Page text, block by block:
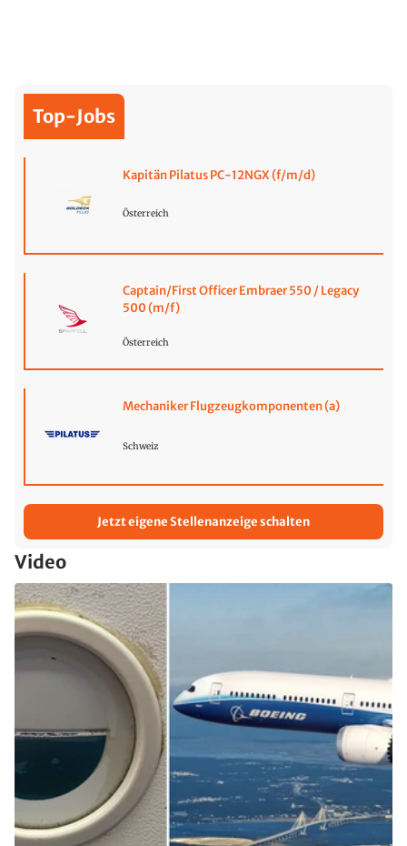
Top-Jobs
Kapitän Pilatus PC-12NGX (f/m/d)
Österreich
Captain/First Officer Embraer 550 / Legacy
500 (m/f)
Österreich
Mechaniker Flugzeugkomponenten (a)
Schweiz
Jetzt eigene Stellenanzeige schalten
Video